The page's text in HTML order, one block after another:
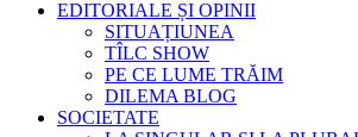
EDITORIALE ȘI OPINII
SITUAȚIUNEA
TÎLC SHOW
PE CE LUME TRĂIM
DILEMA BLOG
SOCIETATE